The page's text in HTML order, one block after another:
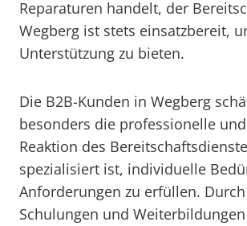
Reparaturen handelt, der
Wegberg ist stets einsatzbereit,
Unterstützung zu bieten.
Die B2B-Kunden in Wegberg
besonders die professionelle
Reaktion des
spezialisiert ist, individuelle
Anforderungen zu erfüllen.
Schulungen und